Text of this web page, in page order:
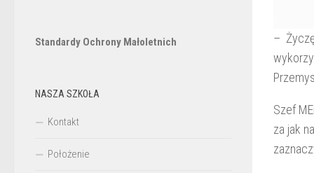
–
Szef
za jak
Standardy Ochrony Małoletnich
NASZA SZKOŁA
Kontakt
Położenie